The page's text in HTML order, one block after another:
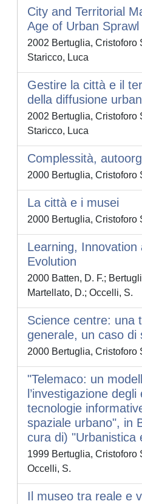
City and Territorial
Age of Urban Sprawl
2002 Bertuglia, Cristoforo
Staricco, Luca
Gestire la città e il
della diffusione
2002 Bertuglia, Cristoforo
Staricco, Luca
Complessità,
2000 Bertuglia, Cristoforo
La città e i musei
2000 Bertuglia, Cristoforo
Learning, Innovation
Evolution
2000 Batten, D. F.;
Martellato, D.; Occelli, S.
Science centre: una
generale, un caso di
2000 Bertuglia, Cristoforo
"Telemaco: un
l’investigazione
tecnologie
spaziale urbano", in
cura di) "Urbanistica
1999 Bertuglia, Cristoforo
Occelli, S.
Il museo tra reale e